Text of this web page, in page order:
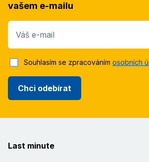
vašem e-mailu
Váš e-mail
Chci odebírat
Souhlasím se zpracováním osobních
Last minute